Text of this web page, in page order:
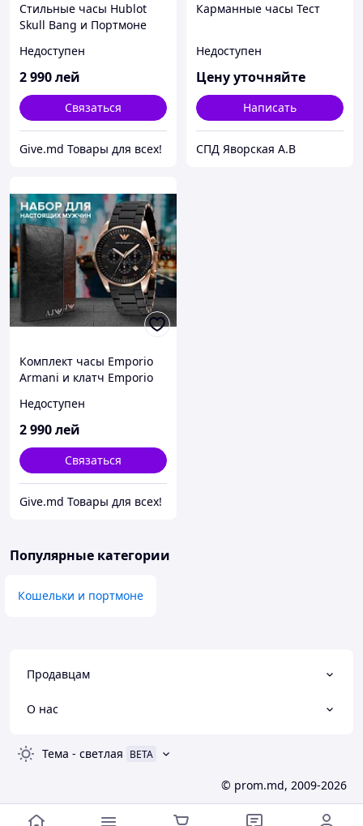
Стильные часы Hublot
Skull Bang и Портмоне
Недоступен
2 990лей
Связаться
Give.md Товары для всех!
Карманные часы Тест
Недоступен
Цену уточняйте
Написать
СПД Яворская А.В
Комплект часы Emporio
Armani и клатч Emporio
Недоступен
2 990лей
Связаться
Give.md Товары для всех!
Популярные категории
Кошельки и портмоне
Продавцам
О нас
Тема - светлая BETA
© prom.md, 2009-2026